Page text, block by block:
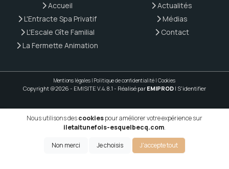
Accueil
L'Entracte Spa Privatif
L'Escale Gîte Familial
La Fermette Animation
Actualités
Médias
Contact
Mentions légales | Politique de confidentialité | Cookies
Copyright @2026 - EMISITE V.4.8.1 - Réalisé par EMIPROD | S'identifier
Nous utilisons descookiespour améliorer votre expérience sur
iletaitunefois-esquelbecq.com.
Non merci Je choisis J'accepte tout